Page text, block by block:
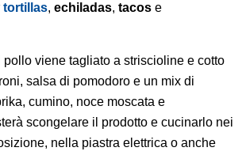
tortillas, echiladas, tacos e
pollo viene tagliato a striscioline e cotto
salsa di pomodoro e un mix di
cumino, noce moscata e
scongelare il prodotto e cucinarlo nei
nella piastra elettrica o anche